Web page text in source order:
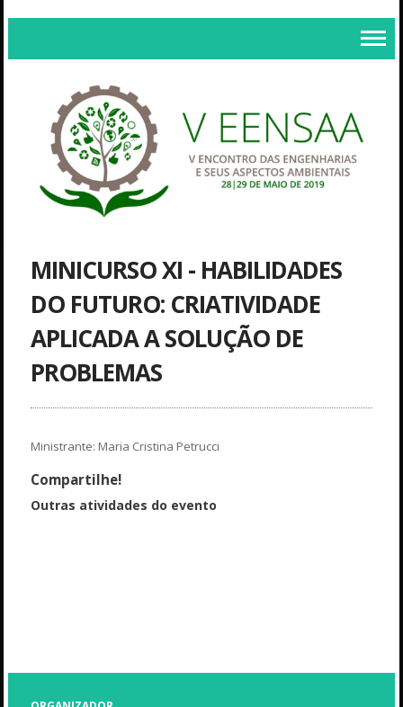
MINICURSO XI - HABILIDADES
DO FUTURO: CRIATIVIDADE
APLICADA A SOLUÇÃO DE
PROBLEMAS
Ministrante: Maria Cristina Petrucci
Compartilhe!
Outras atividades do evento